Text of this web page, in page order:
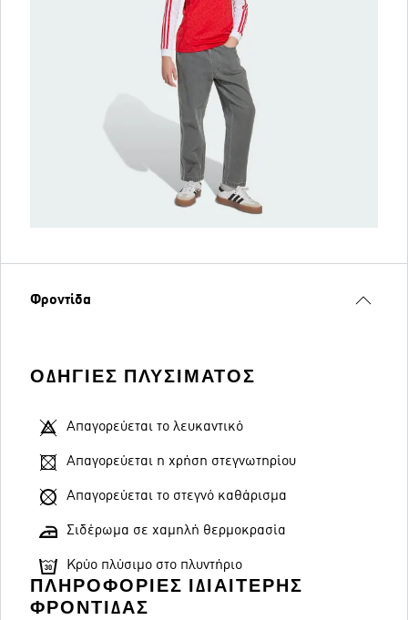
Φροντίδα
ΟΔΗΓΊΕΣ ΠΛΥΣΊΜΑΤΟΣ
Απαγορεύεται το λευκαντικό
Απαγορεύεται η χρήση στεγνωτηρίου
Απαγορεύεται το στεγνό καθάρισμα
Σιδέρωμα σε χαμηλή θερμοκρασία
Κρύο πλύσιμο στο πλυντήριο
ΠΛΗΡΟΦΟΡΊΕΣ ΙΔΙΑΊΤΕΡΗΣ
ΦΡΟΝΤΊΔΑΣ